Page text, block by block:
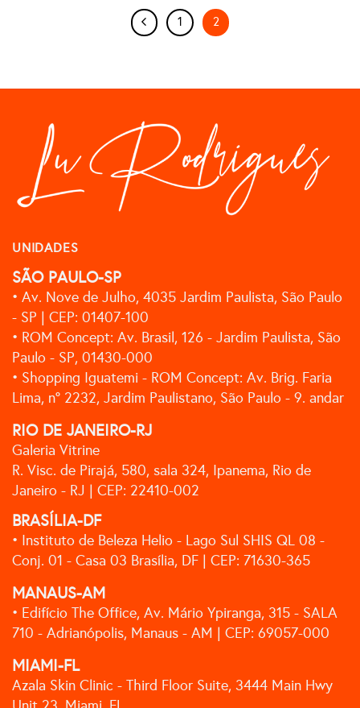
1 2
UNIDADES
SÃO PAULO-SP
• Av. Nove de Julho, 4035 Jardim Paulista, São Paulo
- SP | CEP: 01407-100
• ROM Concept: Av. Brasil, 126 - Jardim Paulista, São
Paulo - SP, 01430-000
• Shopping Iguatemi - ROM Concept: Av. Brig. Faria
Lima, n° 2232, Jardim Paulistano, São Paulo - 9. andar
RIO DE JANEIRO-RJ
Galeria Vitrine
R. Visc. de Pirajá, 580, sala 324, Ipanema, Rio de
Janeiro - RJ | CEP: 22410-002
BRASÍLIA-DF
• Instituto de Beleza Helio - Lago Sul SHIS QL 08 -
Conj. 01 - Casa 03 Brasília, DF | CEP: 71630-365
MANAUS-AM
• Edifício The Office, Av. Mário Ypiranga, 315 - SALA
710 - Adrianópolis, Manaus - AM | CEP: 69057-000
MIAMI-FL
Azala Skin Clinic - Third Floor Suite, 3444 Main Hwy